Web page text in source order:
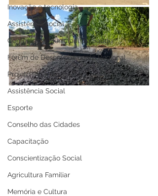
Inovação e tecnologia
Assistência social
Conferência Municipal de Saúde
Fórum de Desenvolvimento Regional
Projeto Cidadão
Assistência Social
Esporte
Conselho das Cidades
Capacitação
Conscientização Social
Agricultura Familiar
Memória e Cultura